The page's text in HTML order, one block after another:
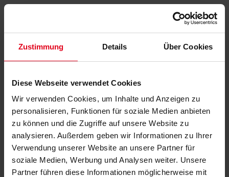
Zustimmung Details Über Cookies
Diese Webseite verwendet Cookies
Wir verwenden Cookies, um Inhalte und Anzeigen zu
personalisieren, Funktionen für soziale Medien anbieten
zu können und die Zugriffe auf unsere Website zu
analysieren. Außerdem geben wir Informationen zu Ihrer
Verwendung unserer Website an unsere Partner für
soziale Medien, Werbung und Analysen weiter. Unsere
Partner führen diese Informationen möglicherweise mit